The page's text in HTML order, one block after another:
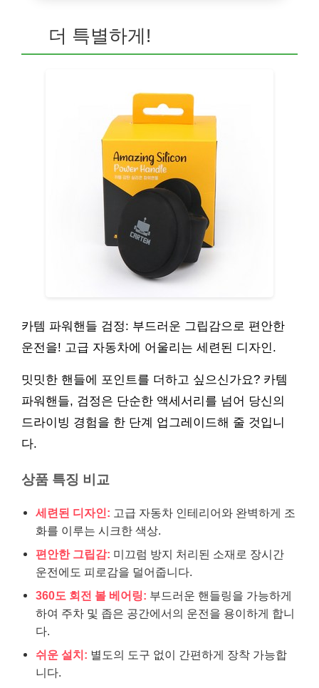
더 특별하게!
카템 파워핸들 검정: 부드러운 그립감으로 편안한
운전을! 고급 자동차에 어울리는 세련된 디자인.
밋밋한 핸들에 포인트를 더하고 싶으신가요? 카템
파워핸들, 검정은 단순한 액세서리를 넘어 당신의
드라이빙 경험을 한 단계 업그레이드해 줄 것입니
다.
상품 특징 비교
세련된 디자인: 고급 자동차 인테리어와 완벽하게 조
화를 이루는 시크한 색상.
편안한 그립감: 미끄럼 방지 처리된 소재로 장시간
운전에도 피로감을 덜어줍니다.
360도 회전 볼 베어링: 부드러운 핸들링을 가능하게
하여 주차 및 좁은 공간에서의 운전을 용이하게 합니
다.
쉬운 설치: 별도의 도구 없이 간편하게 장착 가능합
니다.